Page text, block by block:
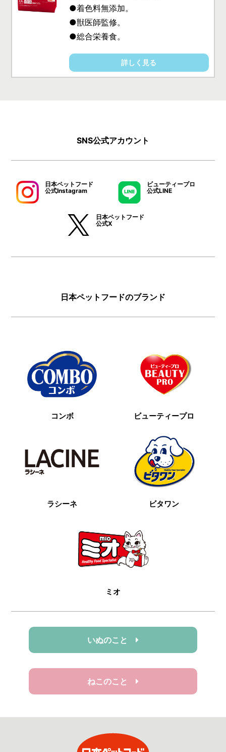
●着色料無添加。
●獣医師監修。
●総合栄養食。
詳しく見る
SNS公式アカウント
日本ペットフード
公式Instagram
ビューティープロ
公式LINE
日本ペットフード
公式X
日本ペットフードのブランド
コンボ ビューティープロ
ラシーネ ビタワン
ミオ
いぬのこと
ねこのこと